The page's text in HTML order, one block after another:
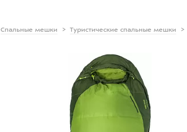
Спальные мешки Туристические спальные мешки